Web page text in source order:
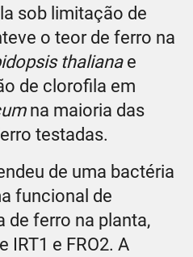
sob limitação de
o teor de ferro na
thalianae
de clorofila em
na maioria das
testadas.
de uma bactéria
funcional de
de ferro na planta,
IRT1 e FRO2. A